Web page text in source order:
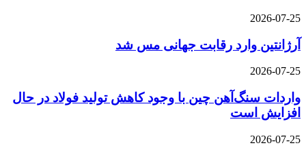
2026-07-25
آرژانتین وارد رقابت جهانی مس شد
2026-07-25
واردات سنگ‌آهن چین با وجود کاهش تولید فولاد در حال
افزایش است
2026-07-25